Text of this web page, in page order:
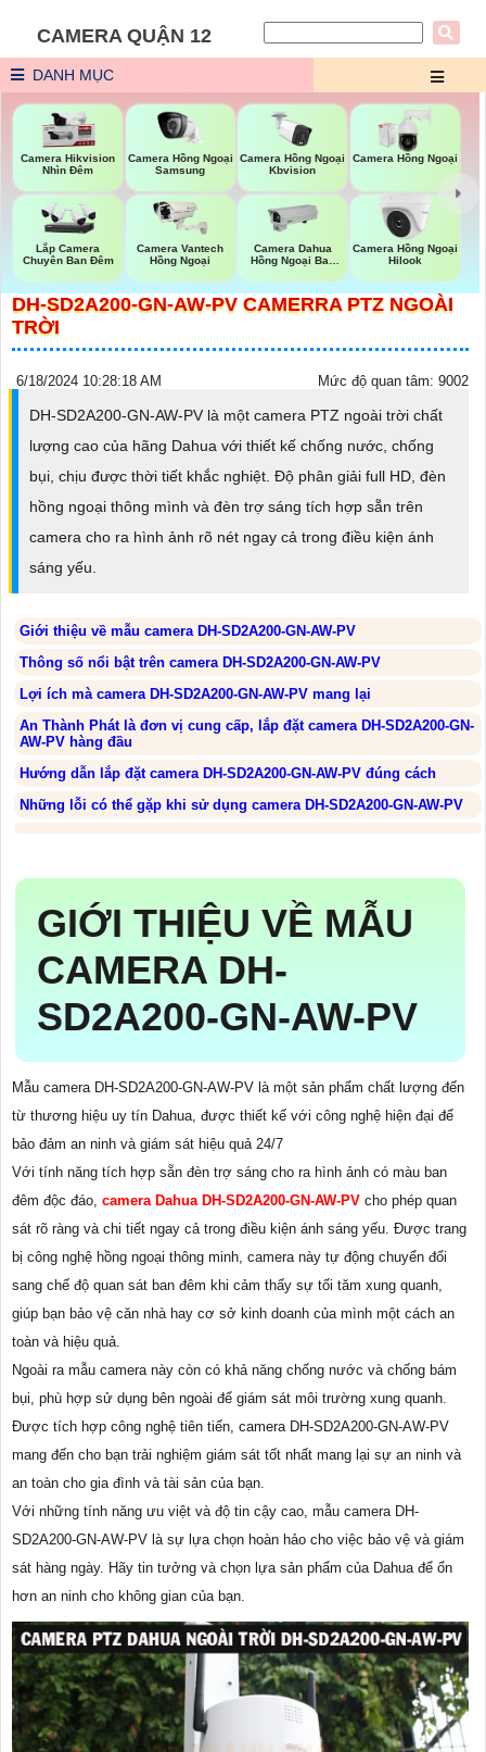
CAMERA QUẬN 12
DANH MỤC
Camera Hikvision
Nhìn Đêm
Camera Hồng Ngoại
Samsung
Camera Hồng Ngoại
Kbvision
Camera Hồng Ngoại
Lắp Camera
Chuyên Ban Đêm
Camera Vantech
Hồng Ngoại
Camera Dahua
Hồng Ngoại Ban
Camera Hồng Ngoại
Hilook
DH-SD2A200-GN-AW-PV CAMERRA PTZ NGOÀI
TRỜI
6/18/2024 10:28:18 AM Mức độ quan tâm: 9002
DH-SD2A200-GN-AW-PV là một camera PTZ ngoài trời chất
lượng cao của hãng Dahua với thiết kế chống nước, chống
bụi, chịu được thời tiết khắc nghiệt. Độ phân giải full HD, đèn
hồng ngoại thông mình và đèn trợ sáng tích hợp sẵn trên
camera cho ra hình ảnh rõ nét ngay cả trong điều kiện ánh
sáng yếu.
Giới thiệu về mẫu camera DH-SD2A200-GN-AW-PV
Thông số nổi bật trên camera DH-SD2A200-GN-AW-PV
Lợi ích mà camera DH-SD2A200-GN-AW-PV mang lại
An Thành Phát là đơn vị cung cấp, lắp đặt camera DH-SD2A200-GN-
AW-PV hàng đầu
Hướng dẫn lắp đặt camera DH-SD2A200-GN-AW-PV đúng cách
Những lỗi có thể gặp khi sử dụng camera DH-SD2A200-GN-AW-PV
GIỚI THIỆU VỀ MẪU
CAMERA DH-
SD2A200-GN-AW-PV
Mẫu camera DH-SD2A200-GN-AW-PV là một sản phẩm chất lượng đến
từ thương hiệu uy tín Dahua, được thiết kế với công nghệ hiện đại để
bảo đảm an ninh và giám sát hiệu quả 24/7
Với tính năng tích hợp sẵn đèn trợ sáng cho ra hình ảnh có màu ban
đêm độc đáo, camera Dahua DH-SD2A200-GN-AW-PV cho phép quan
sát rõ ràng và chi tiết ngay cả trong điều kiện ánh sáng yếu. Được trang
bị công nghệ hồng ngoại thông minh, camera này tự động chuyển đổi
sang chế độ quan sát ban đêm khi cảm thấy sự tối tăm xung quanh,
giúp bạn bảo vệ căn nhà hay cơ sở kinh doanh của mình một cách an
toàn và hiệu quả.
Ngoài ra mẫu camera này còn có khả năng chống nước và chống bám
bụi, phù hợp sử dụng bên ngoài để giám sát môi trường xung quanh.
Được tích hợp công nghệ tiên tiến, camera DH-SD2A200-GN-AW-PV
mang đến cho bạn trải nghiệm giám sát tốt nhất mang lại sự an ninh và
an toàn cho gia đình và tài sản của bạn.
Với những tính năng ưu việt và độ tin cậy cao, mẫu camera DH-
SD2A200-GN-AW-PV là sự lựa chọn hoàn hảo cho việc bảo vệ và giám
sát hàng ngày. Hãy tin tưởng và chọn lựa sản phẩm của Dahua để ổn
hơn an ninh cho không gian của bạn.